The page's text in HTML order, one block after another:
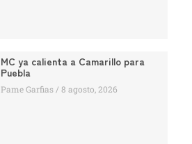
MC ya calienta a Camarillo para
Puebla
Pame Garfias 8 agosto, 2026